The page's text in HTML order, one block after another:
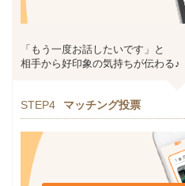
「もう一度お話したいです」と
相手から好印象の気持ちが伝わる♪
STEP4 マッチング投票